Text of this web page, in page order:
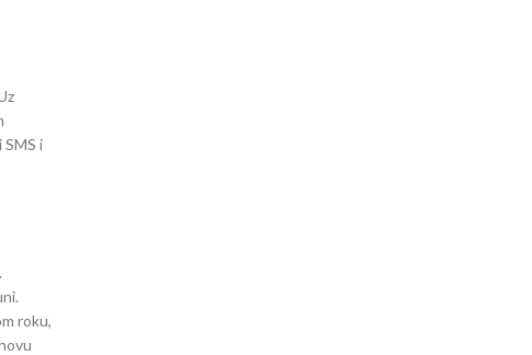
i
roku,